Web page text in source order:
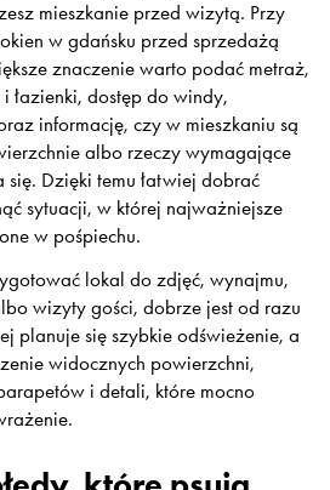
mieszkanie przed wizytą. Przy
w gdańsku przed sprzedażą
znaczenie warto podać metraż,
łazienki, dostęp do windy,
informację, czy w mieszkaniu są
albo rzeczy wymagające
Dzięki temu łatwiej dobrać
sytuacji, w której najważniejsze
w pośpiechu.
lokal do zdjęć, wynajmu,
wizyty gości, dobrze jest od razu
planuje się szybkie odświeżenie, a
widocznych powierzchni,
i detali, które mocno